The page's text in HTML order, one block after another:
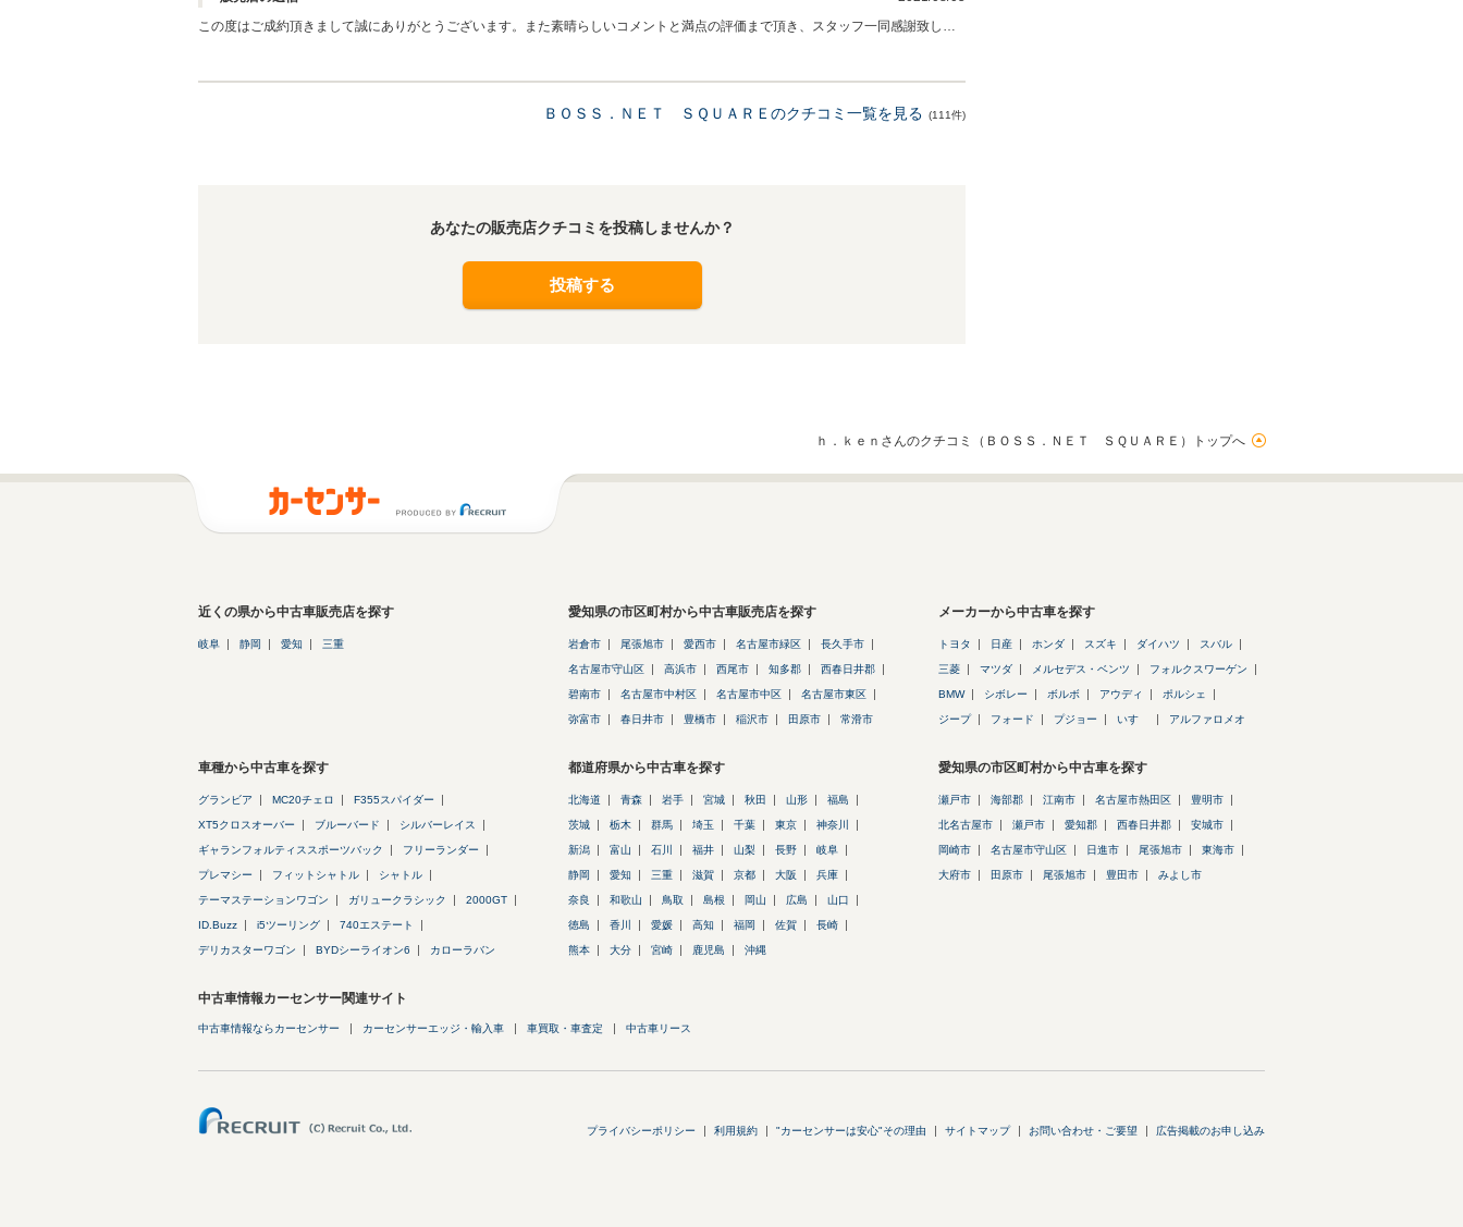
この度はご成約頂きまして誠にありがとうございます。また素晴らしいコメントと満点の評価まで頂き、スタッフ一同感謝致して
ＢＯＳＳ．ＮＥＴ ＳＱＵＡＲＥのクチコミ一覧を見る (111件)
あなたの販売店クチコミを投稿しませんか？
投稿する
ｈ．ｋｅｎさんのクチコミ（ＢＯＳＳ．ＮＥＴ ＳＱＵＡＲＥ）トップへ
近くの県から中古車販売店を探す
岐阜 静岡 愛知 三重
愛知県の市区町村から中古車販売店を探す
岩倉市 尾張旭市 愛西市 名古屋市緑区 長久手市
名古屋市守山区 高浜市 西尾市 知多郡 西春日井郡
碧南市 名古屋市中村区 名古屋市中区 名古屋市東区
弥富市 春日井市 豊橋市 稲沢市 田原市 常滑市
メーカーから中古車を探す
トヨタ 日産 ホンダ スズキ ダイハツ スバル
三菱 マツダ メルセデス・ベンツ フォルクスワーゲン
BMW シボレー ボルボ アウディ ポルシェ
ジープ フォード プジョー いすゞ アルファロメオ
車種から中古車を探す
グランビア MC20チェロ F355スパイダー
XT5クロスオーバー ブルーバード シルバーレイス
ギャランフォルティススポーツバック フリーランダー
プレマシー フィットシャトル シャトル
テーマステーションワゴン ガリュークラシック 2000GT
ID.Buzz i5ツーリング 740エステート
デリカスターワゴン BYDシーライオン6 カローラバン
都道府県から中古車を探す
北海道 青森 岩手 宮城 秋田 山形 福島
茨城 栃木 群馬 埼玉 千葉 東京 神奈川
新潟 富山 石川 福井 山梨 長野 岐阜
静岡 愛知 三重 滋賀 京都 大阪 兵庫
奈良 和歌山 鳥取 島根 岡山 広島 山口
徳島 香川 愛媛 高知 福岡 佐賀 長崎
熊本 大分 宮崎 鹿児島 沖縄
愛知県の市区町村から中古車を探す
瀬戸市 海部郡 江南市 名古屋市熱田区 豊明市
北名古屋市 瀬戸市 愛知郡 西春日井郡 安城市
岡崎市 名古屋市守山区 日進市 尾張旭市 東海市
大府市 田原市 尾張旭市 豊田市 みよし市
中古車情報カーセンサー関連サイト
中古車情報ならカーセンサー カーセンサーエッジ・輸入車 車買取・車査定 中古車リース
プライバシーポリシー 利用規約 "カーセンサーは安心"その理由 サイトマップ お問い合わせ・ご要望 広告掲載のお申し込み